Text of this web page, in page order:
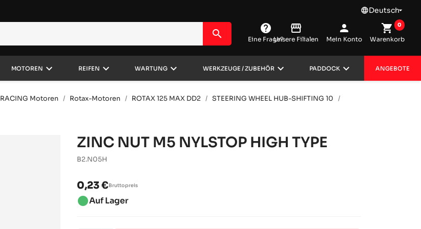
languageDeutsch
search help
Eine Frage?
storefront
Unsere Filialen
person
Mein Konto
shopping_cart
Warenkorb
0
MOTOREN keyboard_arrow_down REIFEN keyboard_arrow_down WARTUNG keyboard_arrow_down WERKZEUGE / ZUBEHÖRkeyboard_arrow_down PADDOCK keyboard_arrow_down ANGEBOTE
RACING Motoren Rotax-Motoren ROTAX 125 MAX DD2
STEERING WHEEL HUB-SHIFTING 10
ZINC NUT M5 NYLSTOP HIGH TYPE
B2.N05H
0,23 €Bruttopreis
brightness_1Auf Lager